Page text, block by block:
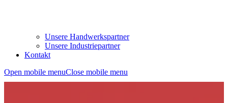
Unsere Handwerkspartner
Unsere Industriepartner
Kontakt
Open mobile menuClose mobile menu